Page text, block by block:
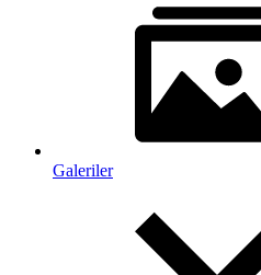
Galeriler